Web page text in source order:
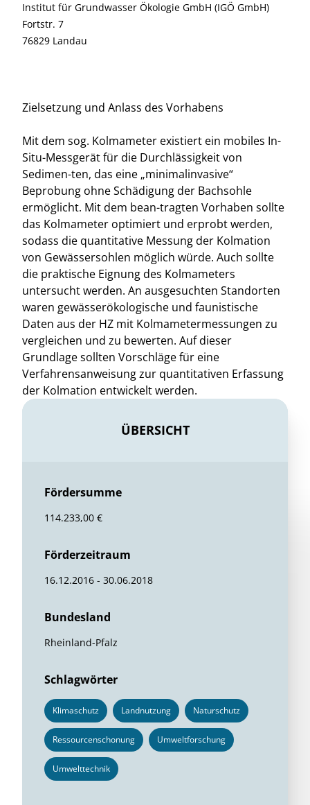
Institut für Grundwasser Ökologie GmbH (IGÖ GmbH)
Fortstr. 7
76829 Landau
Zielsetzung und Anlass des Vorhabens
Mit dem sog. Kolmameter existiert ein mobiles In-
Situ-Messgerät für die Durchlässigkeit von
Sedimen-ten, das eine „minimalinvasive“
Beprobung ohne Schädigung der Bachsohle
ermöglicht. Mit dem bean-tragten Vorhaben sollte
das Kolmameter optimiert und erprobt werden,
sodass die quantitative Messung der Kolmation
von Gewässersohlen möglich würde. Auch sollte
die praktische Eignung des Kolmameters
untersucht werden. An ausgesuchten Standorten
waren gewässerökologische und faunistische
Daten aus der HZ mit Kolmametermessungen zu
vergleichen und zu bewerten. Auf dieser
Grundlage sollten Vorschläge für eine
Verfahrensanweisung zur quantitativen Erfassung
der Kolmation entwickelt werden.
ÜBERSICHT
Fördersumme
114.233,00 €
Förderzeitraum
16.12.2016 - 30.06.2018
Bundesland
Rheinland-Pfalz
Schlagwörter
Klimaschutz Landnutzung Naturschutz
Ressourcenschonung Umweltforschung
Umwelttechnik